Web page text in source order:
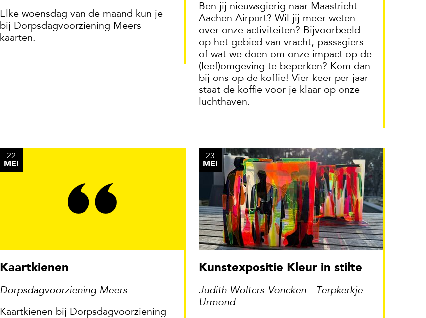
Elke woensdag van de maand kun je
bij Dorpsdagvoorziening Meers
kaarten.
Ben jij nieuwsgierig naar Maastricht
Aachen Airport? Wil jij meer weten
over onze activiteiten? Bijvoorbeeld
op het gebied van vracht, passagiers
of wat we doen om onze impact op de
(leef)omgeving te beperken? Kom dan
bij ons op de koffie! Vier keer per jaar
staat de koffie voor je klaar op onze
luchthaven.
22
MEI
Kaartkienen
Dorpsdagvoorziening Meers
Kaartkienen bij Dorpsdagvoorziening
23
MEI
Kunstexpositie Kleur in stilte
Judith Wolters-Voncken - Terpkerkje
Urmond